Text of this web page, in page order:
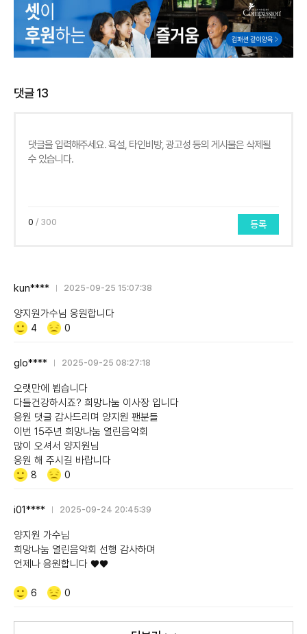
댓글13
0 / 300 등록
kun**** 2025-09-25 15:07:38
양지원가수님 응원합니다
Like/Dislike
공
4
비
0
glo**** 2025-09-25 08:27:18
오랫만에 뵙습니다
다들건강하시죠? 희망나눔 이사장 입니다
응원 댓글 감사드리며 양지원 팬분들
이번 15주년 희망나눔 열린음악회
많이 오셔서 양지원님
응원 해 주시길 바랍니다
Like/Dislike
공
8
비
0
i01**** 2025-09-24 20:45:39
양지원 가수님
희망나눔 열린음악회 선행 감사하며
언제나 응원합니다 ♥️♥️
Like/Dislike
공
6
비
감
0